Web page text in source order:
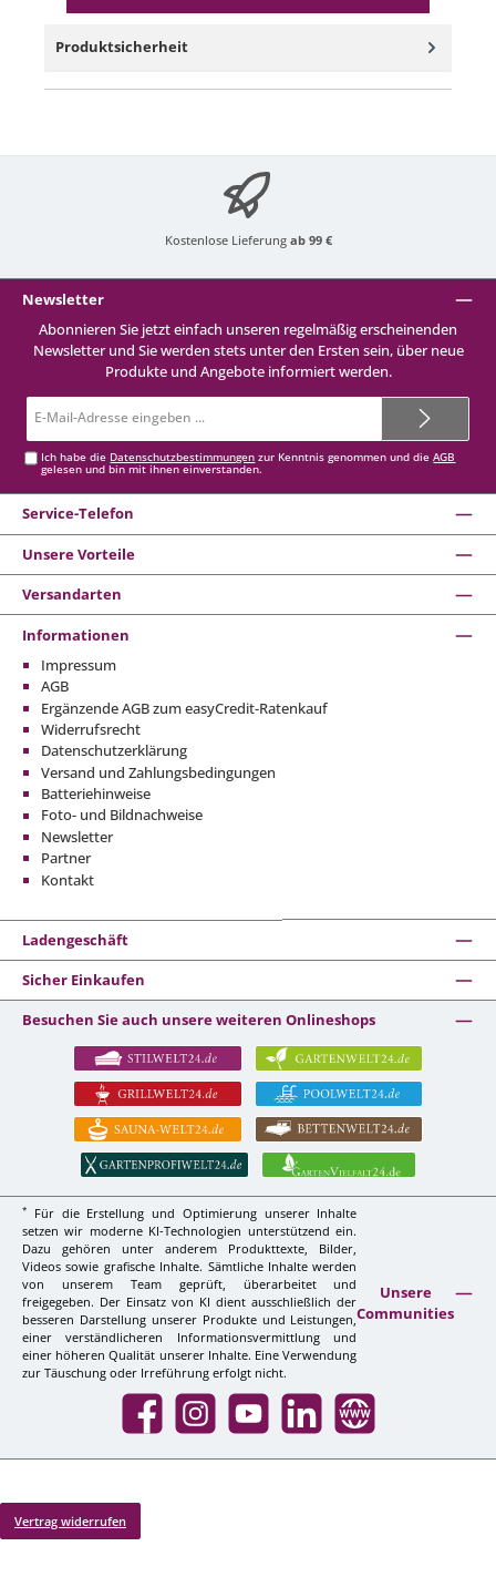
Produktsicherheit
Kostenlose Lieferung ab 99 €
Newsletter
Abonnieren Sie jetzt einfach unseren regelmäßig erscheinenden
Newsletter und Sie werden stets unter den Ersten sein, über neue
Produkte und Angebote informiert werden.
Mail-
Ich habe die Datenschutzbestimmungen zur Kenntnis genommen und dieAGB
gelesen und bin mit ihnen einverstanden.
Service-Telefon
Unsere Vorteile
Versandarten
Informationen
Impressum
AGB
Ergänzende AGB zum easyCredit-Ratenkauf
Widerrufsrecht
Datenschutzerklärung
Versand und Zahlungsbedingungen
Batteriehinweise
Foto- und Bildnachweise
Newsletter
Partner
Kontakt
Ladengeschäft
Sicher Einkaufen
Besuchen Sie auch unsere weiteren Onlineshops
*
Für die Erstellung und Optimierung unserer Inhalte
setzen wir moderne KI-Technologien unterstützend ein.
Dazu gehören unter anderem Produkttexte, Bilder,
Videos sowie grafische Inhalte. Sämtliche Inhalte werden
von unserem Team geprüft, überarbeitet und
freigegeben. Der Einsatz von KI dient ausschließlich der
besseren Darstellung unserer Produkte und Leistungen,
einer verständlicheren Informationsvermittlung und
einer höheren Qualität unserer Inhalte. Eine Verwendung
zur Täuschung oder Irreführung erfolgt nicht.
Unsere
Communities
Facebook InstagramYouTube LinkedIn Website
Vertrag widerrufen